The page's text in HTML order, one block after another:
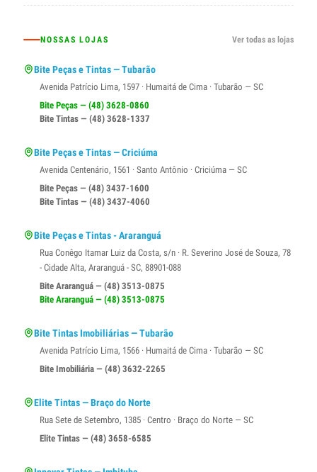
NOSSAS LOJAS Ver todas as lojas
Bite Peças e Tintas — Tubarão
Avenida Patrício Lima, 1597 · Humaitá de Cima · Tubarão — SC
Bite Peças — (48) 3628-0860
Bite Tintas — (48) 3628-1337
Bite Peças e Tintas — Criciúma
Avenida Centenário, 1561 · Santo Antônio · Criciúma — SC
Bite Peças — (48) 3437-1600
Bite Tintas — (48) 3437-4060
Bite Peças e Tintas - Araranguá
Rua Conêgo Itamar Luiz da Costa, s/n · R. Severino José de Souza, 78
- Cidade Alta, Araranguá - SC, 88901-088
Bite Araranguá — (48) 3513-0875
Bite Araranguá — (48) 3513-0875
Bite Tintas Imobiliárias — Tubarão
Avenida Patrício Lima, 1566 · Humaitá de Cima · Tubarão — SC
Bite Imobiliária — (48) 3632-2265
Elite Tintas — Braço do Norte
Rua Sete de Setembro, 1385 · Centro · Braço do Norte — SC
Elite Tintas — (48) 3658-6585